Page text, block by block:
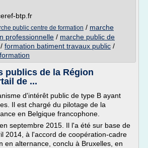
btp.fr
public centre de formation / marche
professionnelle / marche public de
/ formation batiment travaux public /
publics de la Région
de ...
d'intérêt public de type B ayant
Il est chargé du pilotage de la
en Belgique francophone.
septembre 2015. Il l'a été sur base de
2014, à l'accord de coopération-cadre
en alternance, conclu à Bruxelles, en